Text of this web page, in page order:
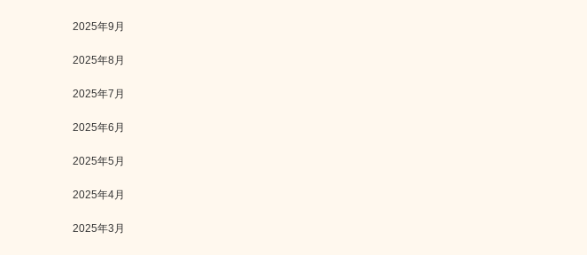
2025年9月
2025年8月
2025年7月
2025年6月
2025年5月
2025年4月
2025年3月